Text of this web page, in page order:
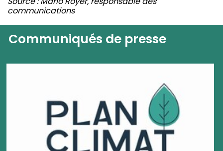
communications
Communiqués de presse